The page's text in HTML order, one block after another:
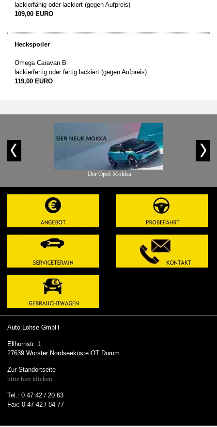
lackierfähig oder lackiert (gegen Aufpreis)
109,00 EURO
Heckspoiler
Omega Caravan B
lackierfertig oder fertig lackiert (gegen Aufpreis)
119,00 EURO
Der Opel Mokka
Auto Lohse GmbH
Ellhornstr. 1
27639 Wurster Nordseeküste OT Dorum
Zur Standortseite
bitte hier klicken
Tel.: 0 47 42 / 20 63
Fax: 0 47 42 / 84 77